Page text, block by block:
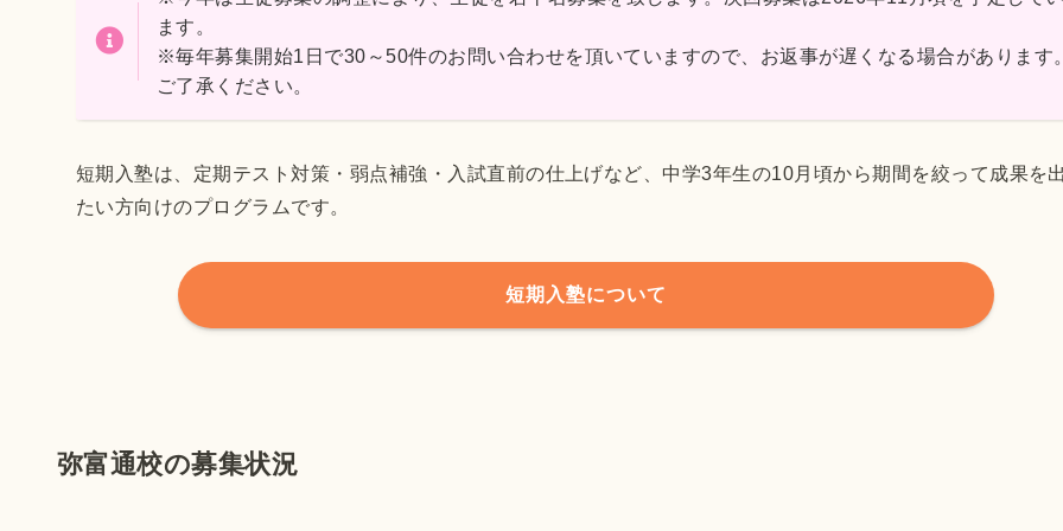
ます。
※毎年募集開始1日で30～50件のお問い合わせを頂いていますので、お返事が遅くなる場合があります
ご了承ください。
短期入塾は、定期テスト対策・弱点補強・入試直前の仕上げなど、中学3年生の10月頃から期間を絞って成果を
たい方向けのプログラムです。
短期入塾について
弥富通校の募集状況